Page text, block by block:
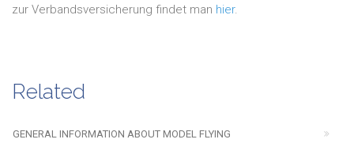
zur Verbandsversicherung findet man hier.
Related
GENERAL INFORMATION ABOUT MODEL FLYING